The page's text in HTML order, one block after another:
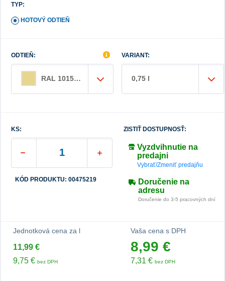
TYP:
HOTOVÝ ODTIEŇ
ODTIEŇ:
RAL 1015 Slonová kosť svetlá
VARIANT:
0,75 l
KS:
KÓD PRODUKTU: 00475219
ZISTIŤ DOSTUPNOSŤ:
Vyzdvihnutie na
predajni
Vybrať/Zmeniť predajňu
Doručenie na
adresu
Doručenie do 3-5 pracovných dní
Jednotková cena za l
11,99 €
9,75 € bez DPH
Vaša cena s DPH
8,99 €
7,31 € bez DPH